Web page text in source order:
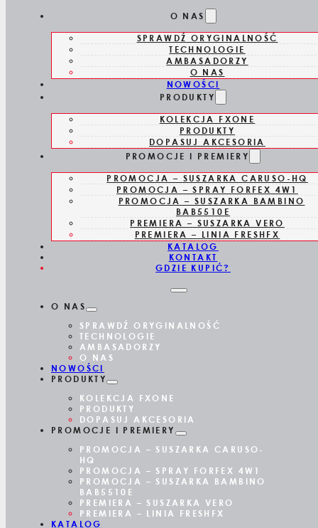
O NAS
SPRAWDŹ ORYGINALNOŚĆ
TECHNOLOGIE
AMBASADORZY
O NAS
NOWOŚCI
PRODUKTY
KOLEKCJA FXONE
PRODUKTY
DOPASUJ AKCESORIA
PROMOCJE I PREMIERY
PROMOCJA – SUSZARKA CARUSO-HQ
PROMOCJA – SPRAY FORFEX 4W1
PROMOCJA – SUSZARKA BAMBINO
BAB5510E
PREMIERA – SUSZARKA VERO
PREMIERA – LINIA FRESHFX
KATALOG
KONTAKT
GDZIE KUPIĆ?
O NAS
SPRAWDŹ ORYGINALNOŚĆ
TECHNOLOGIE
AMBASADORZY
O NAS
NOWOŚCI
PRODUKTY
KOLEKCJA FXONE
PRODUKTY
DOPASUJ AKCESORIA
PROMOCJE I PREMIERY
PROMOCJA – SUSZARKA CARUSO-
HQ
PROMOCJA – SPRAY FORFEX 4W1
PROMOCJA – SUSZARKA BAMBINO
BAB5510E
PREMIERA – SUSZARKA VERO
PREMIERA – LINIA FRESHFX
KATALOG
FXLPFS1E
GOLARKA
COMPACT
PROFX